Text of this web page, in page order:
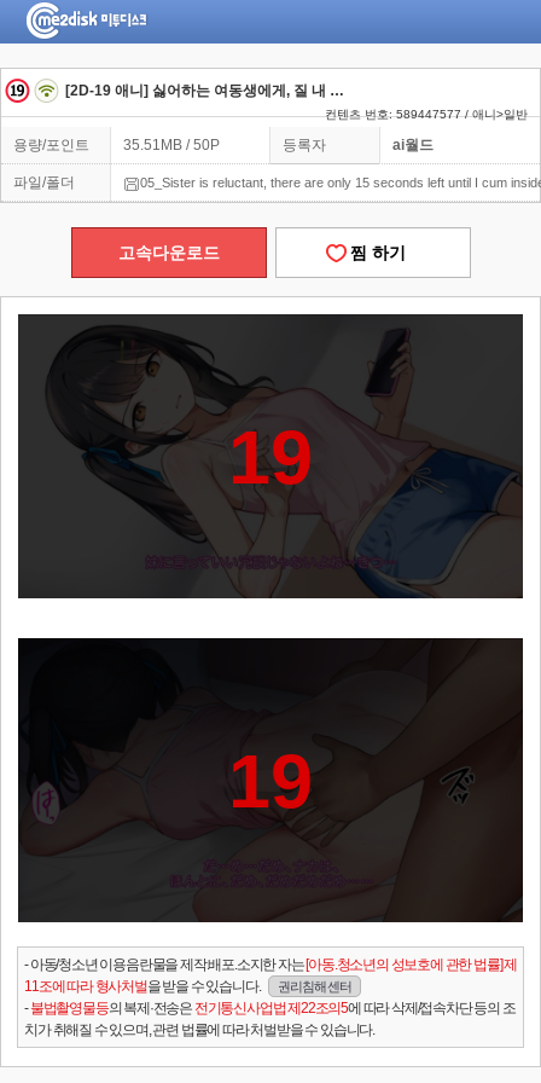
[2D-19 애니] 싫어하는 여동생에게, 질 내 사정까지 앞으로 15초
컨텐츠 번호: 589447577 / 애니>일반
용량/포인트 35.51MB / 50P 등록자 ai월드
파일/폴더 05_Sister is reluctant, there are only 15 seconds left until I cum
고속다운로드 찜 하기
19
19
- 아동/청소년 이용음란물을 제작.배포.소지한 자는[아동.청소년의 성보호에 관한 법률] 제
11조에 따라 형사처벌을 받을 수 있습니다. 권리침해 센터
-불법촬영물등의 복제·전송은 전기통신사업법 제22조의5에 따라 삭제/접속차단 등의 조
치가 취해질 수 있으며, 관련 법률에 따라 처벌받을 수 있습니다.